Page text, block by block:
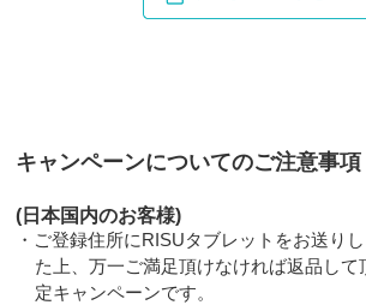
キャンペーンについてのご注意事項
(日本国内のお客様)
・ご登録住所にRISUタブレットをお送り
た上、万一ご満足頂けなければ返品して
定キャンペーンです。